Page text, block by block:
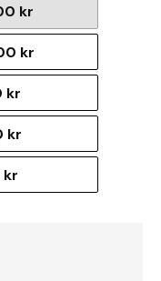
kr
kr
kr
kr
kr